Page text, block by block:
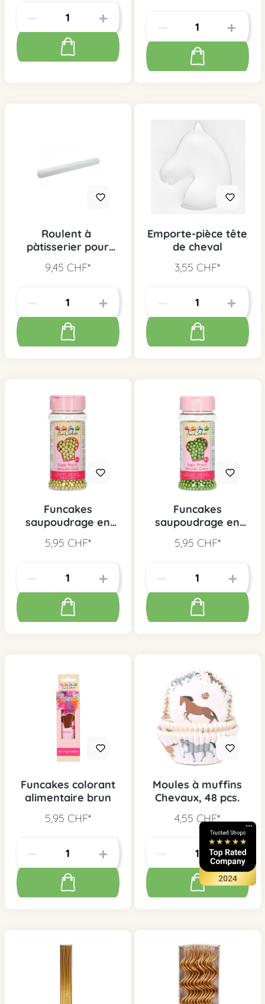
Roulent à
pàtisserier pour
9,45 CHF*
Emporte-pièce tête
de cheval
3,55 CHF*
Funcakes
saupoudrage en
métallique, 80 g
5,95 CHF*
Funcakes
saupoudrage en
métallique, 80 g
5,95 CHF*
Funcakes colorant
alimentaire brun
5,95 CHF*
Moules à muffins
Chevaux, 48 pcs.
4,55 CHF*